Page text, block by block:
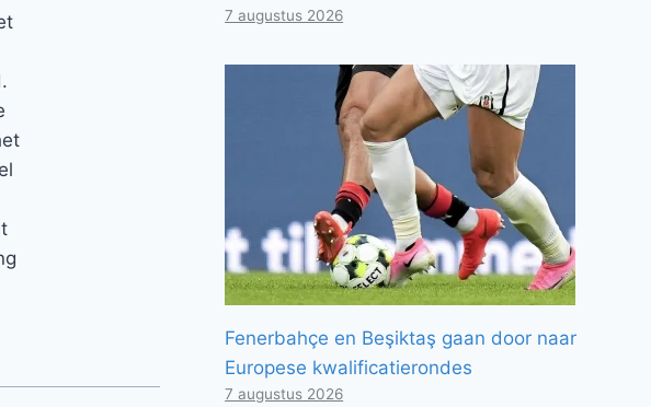
7 augustus 2026
Fenerbahçe en Beşiktaş gaan door naar
Europese kwalificatierondes
7 augustus 2026